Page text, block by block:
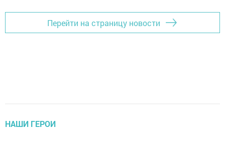
Перейти на страницу новости
НАШИ ГЕРОИ